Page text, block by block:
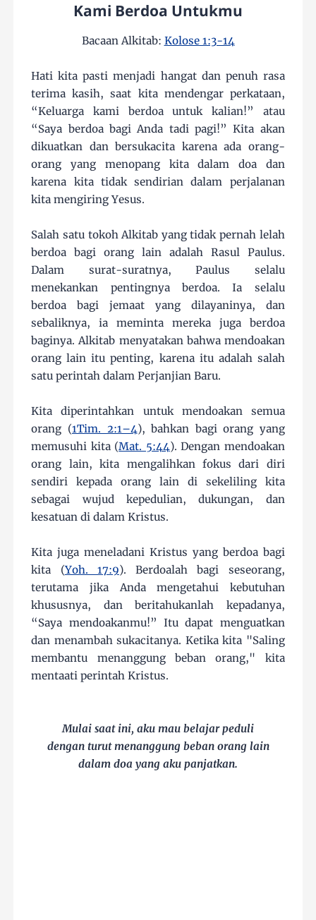
Kami Berdoa Untukmu
Bacaan Alkitab: Kolose 1:3-14
Hati kita pasti menjadi hangat dan penuh rasa
terima kasih, saat kita mendengar perkataan,
“Keluarga kami berdoa untuk kalian!” atau
“Saya berdoa bagi Anda tadi pagi!” Kita akan
dikuatkan dan bersukacita karena ada orang-
orang yang menopang kita dalam doa dan
karena kita tidak sendirian dalam perjalanan
kita mengiring Yesus.
Salah satu tokoh Alkitab yang tidak pernah lelah
berdoa bagi orang lain adalah Rasul Paulus.
Dalam surat-suratnya, Paulus selalu
menekankan pentingnya berdoa. Ia selalu
berdoa bagi jemaat yang dilayaninya, dan
sebaliknya, ia meminta mereka juga berdoa
baginya. Alkitab menyatakan bahwa mendoakan
orang lain itu penting, karena itu adalah salah
satu perintah dalam Perjanjian Baru.
Kita diperintahkan untuk mendoakan semua
orang (1Tim. 2:1–4), bahkan bagi orang yang
memusuhi kita (Mat. 5:44). Dengan mendoakan
orang lain, kita mengalihkan fokus dari diri
sendiri kepada orang lain di sekeliling kita
sebagai wujud kepedulian, dukungan, dan
kesatuan di dalam Kristus.
Kita juga meneladani Kristus yang berdoa bagi
kita (Yoh. 17:9). Berdoalah bagi seseorang,
terutama jika Anda mengetahui kebutuhan
khususnya, dan beritahukanlah kepadanya,
“Saya mendoakanmu!” Itu dapat menguatkan
dan menambah sukacitanya. Ketika kita "Saling
membantu menanggung beban orang," kita
mentaati perintah Kristus.
Mulai saat ini, aku mau belajar peduli
dengan turut menanggung beban orang lain
dalam doa yang aku panjatkan.